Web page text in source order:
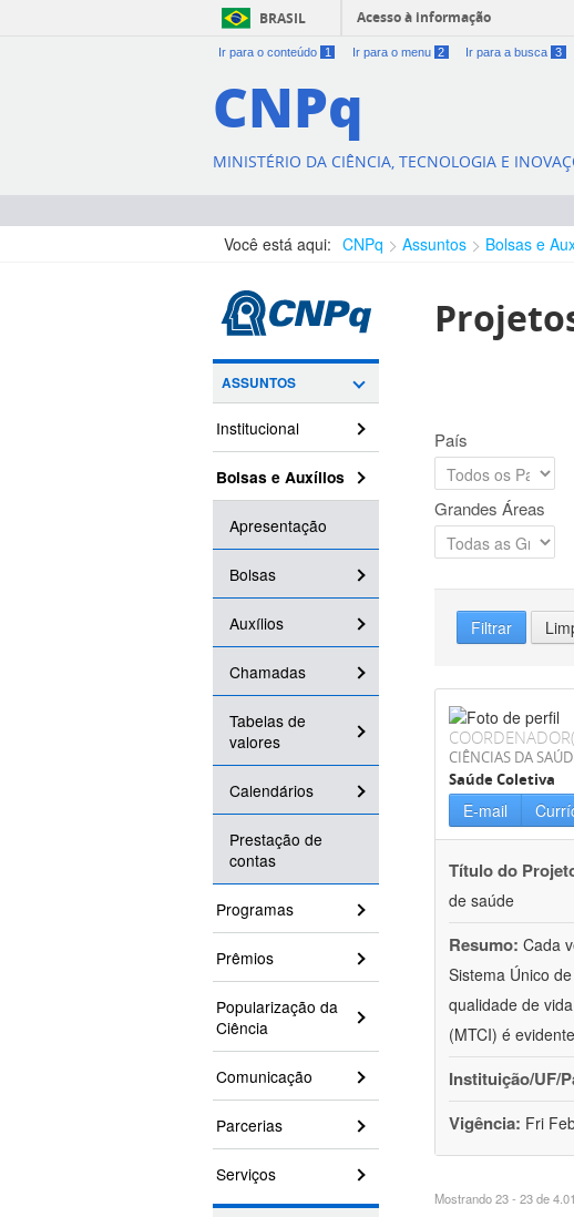
BRASIL Acesso à informação
Ir para o conteúdo 1 Ir para o menu 2 Ir para a busca 3
CNPq
MINISTÉRIO DA CIÊNCIA, TECNOLOGIA E
Você está aqui: CNPq Assuntos Bolsas e
ASSUNTOS
Institucional
Bolsas e Auxílios
Apresentação
Bolsas
Auxílios
Chamadas
Tabelas de
valores
Calendários
Prestação de
contas
Programas
Prêmios
Popularização da
Ciência
Comunicação
Parcerias
Serviços
País
Grandes Áreas
Filtrar
CIÊNCIAS DA
Saúde Coletiva
E-mail
Título do
de saúde
Resumo: Cada
Sistema Único
qualidade de
(MTCI) é
Instituição/UF/
Vigência: Fri
Mostrando 23 - 23 de